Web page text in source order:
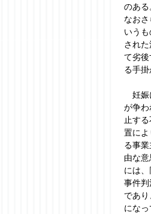
のあ
なお
いう
され
て劣
る手
妊娠
が争
止す
置に
る事
由な
には
事件
であ
にな